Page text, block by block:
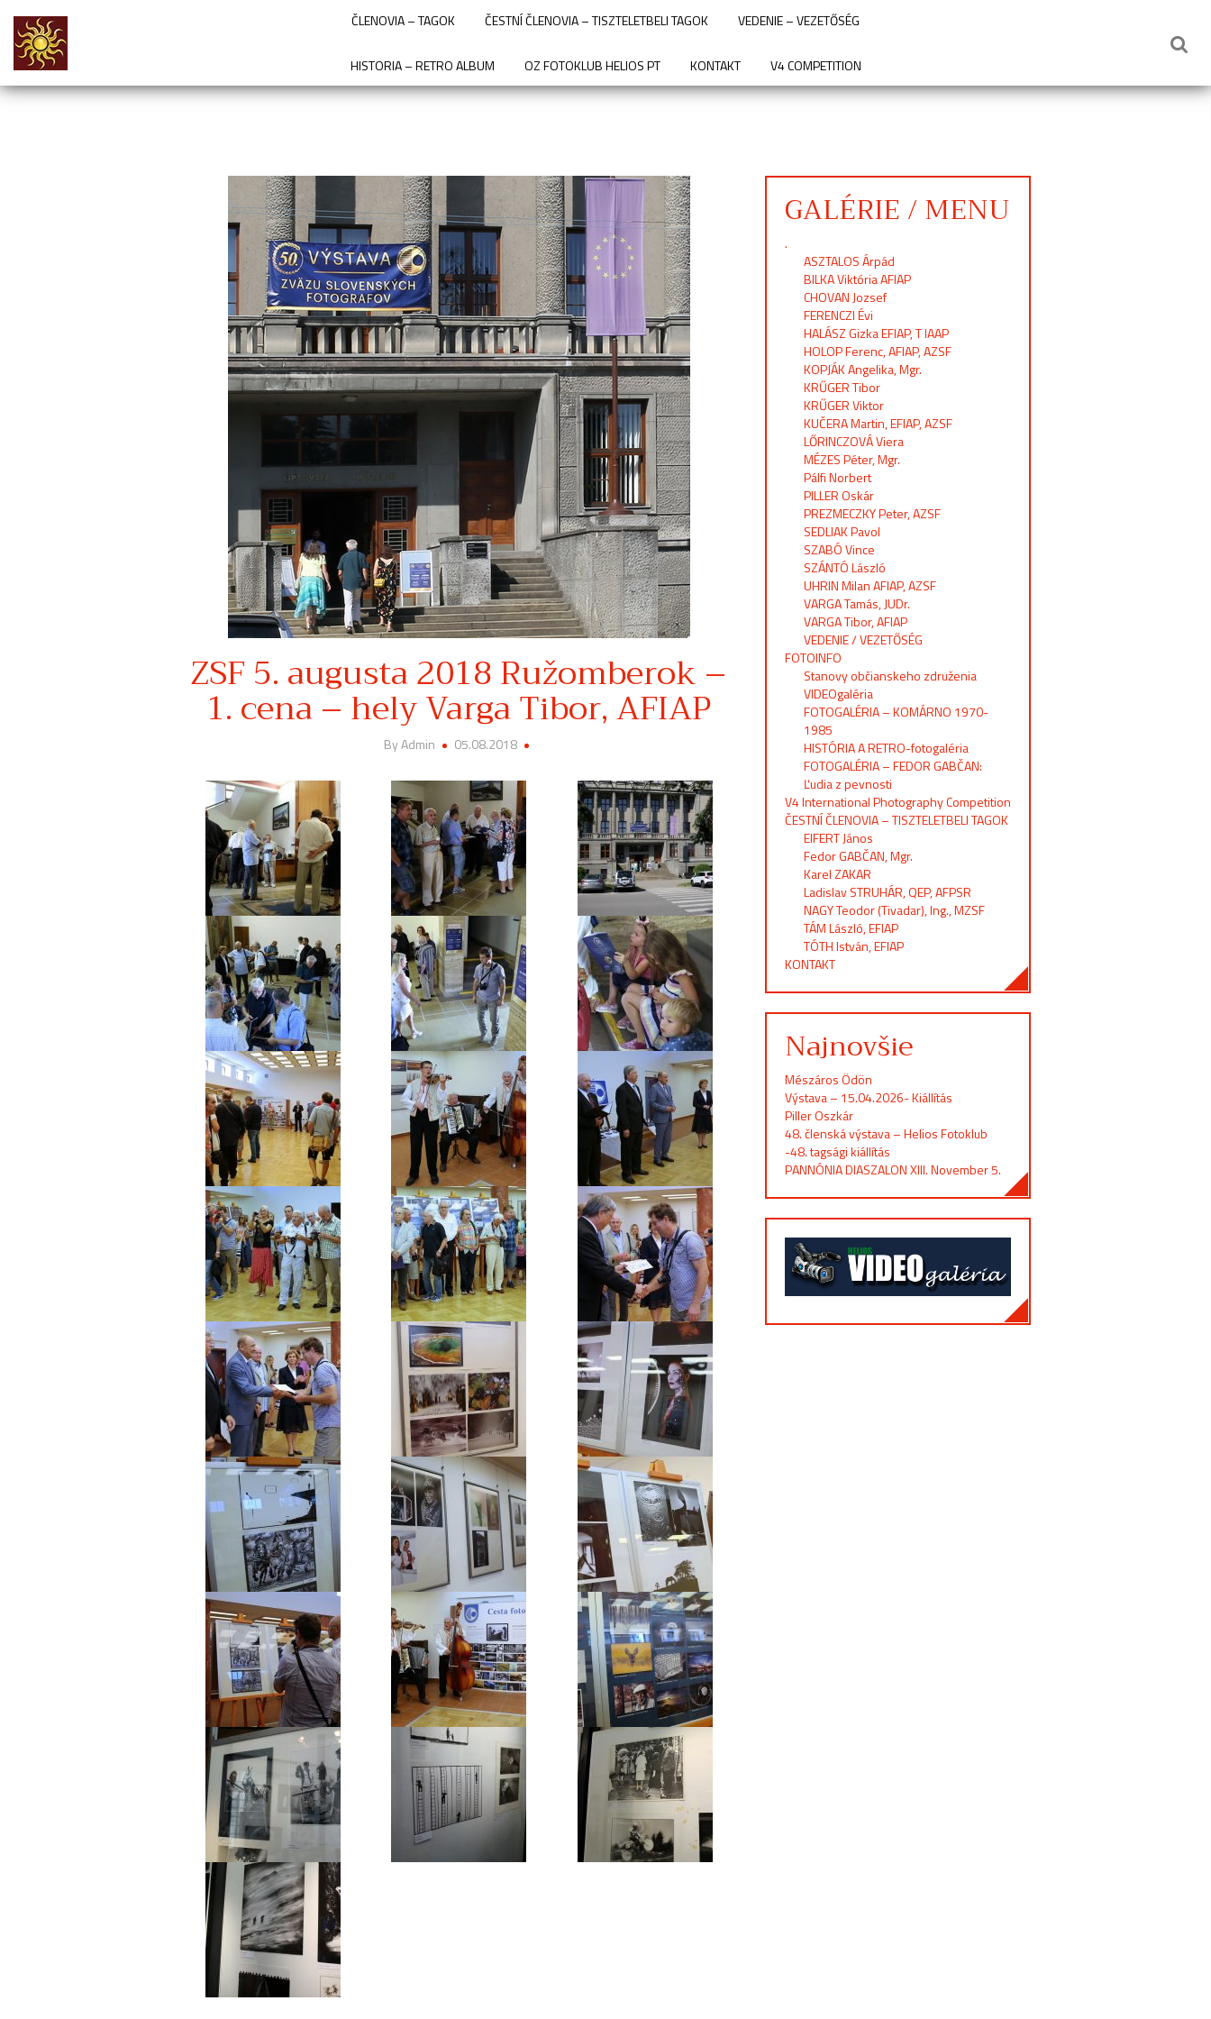
ČLENOVIA – TAGOK ČESTNÍ ČLENOVIA – TISZTELETBELI TAGOK VEDENIE – VEZETŐSÉG
HISTORIA – RETRO ALBUM OZ FOTOKLUB HELIOS PT KONTAKT V4 COMPETITION
ZSF 5. augusta 2018 Ružomberok –
1. cena – hely Varga Tibor, AFIAP
By Admin 05.08.2018
GALÉRIE / MENU
.
ASZTALOS Árpád
BILKA Viktória AFIAP
CHOVAN Jozsef
FERENCZI Évi
HALÁSZ Gizka EFIAP, T IAAP
HOLOP Ferenc, AFIAP, AZSF
KOPJÁK Angelika, Mgr.
KRŰGER Tibor
KRŰGER Viktor
KUČERA Martin, EFIAP, AZSF
LŐRINCZOVÁ Viera
MÉZES Péter, Mgr.
Pálfi Norbert
PILLER Oskár
PREZMECZKY Peter, AZSF
SEDLIAK Pavol
SZABÓ Vince
SZÁNTÓ László
UHRIN Milan AFIAP, AZSF
VARGA Tamás, JUDr.
VARGA Tibor, AFIAP
VEDENIE / VEZETŐSÉG
FOTOINFO
Stanovy občianskeho združenia
VIDEOgaléria
FOTOGALÉRIA – KOMÁRNO 1970-
1985
HISTÓRIA A RETRO-fotogaléria
FOTOGALÉRIA – FEDOR GABČAN:
Ľudia z pevnosti
V4 International Photography Competition
ČESTNÍ ČLENOVIA – TISZTELETBELI TAGOK
EIFERT János
Fedor GABČAN, Mgr.
Karel ZAKAR
Ladislav STRUHÁR, QEP, AFPSR
NAGY Teodor (Tivadar), Ing., MZSF
TÁM László, EFIAP
TÓTH István, EFIAP
KONTAKT
Najnovšie
Mészáros Ödön
Výstava – 15.04.2026- Kiállítás
Piller Oszkár
48. členská výstava – Helios Fotoklub
-48. tagsági kiállítás
PANNÓNIA DIASZALON XIII. November 5.